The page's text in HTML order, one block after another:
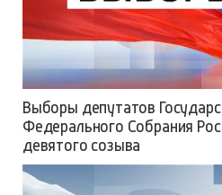
Выборы депутатов
Федерального Собрания
девятого созыва